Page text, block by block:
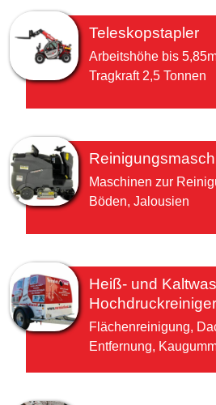
Teleskopstapler
Arbeitshöhe bis
Tragkraft 2,5 Tonnen
Maschinen zur
Böden, Jalousien
Heiß- und
Hochdruckreiniger
Flächenreinigung,
Entfernung,